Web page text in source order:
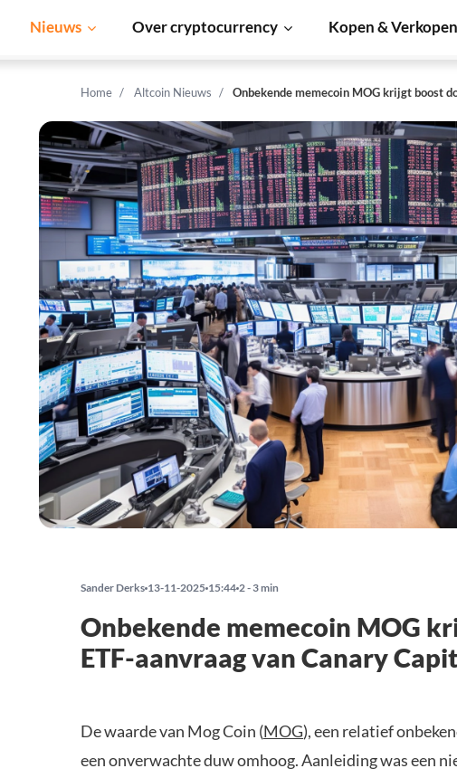
Nieuws Over cryptocurrency Kopen & Verkopen
Home Altcoin Nieuws Onbekende memecoin MOG krijgt boost
Sander Derks 13-11-2025 15:44 2 - 3 min
Onbekende memecoin MOG
ETF-aanvraag van Canary
De waarde van Mog Coin (MOG), een relatief
een onverwachte duw omhoog. Aanleiding was een